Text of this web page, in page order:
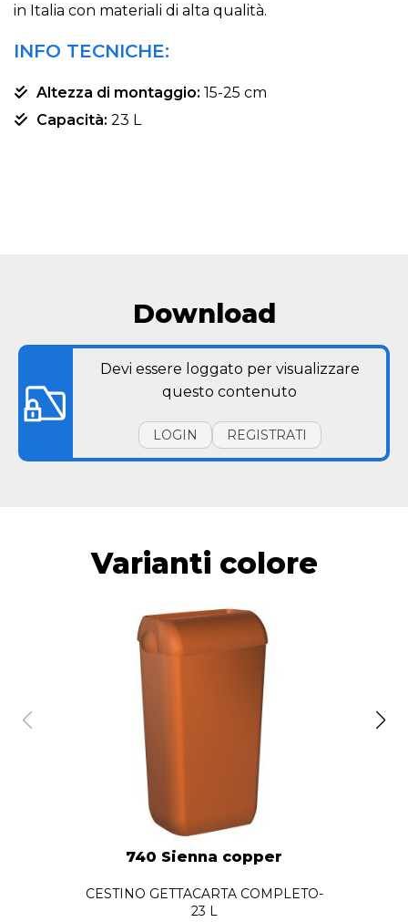
in Italia con materiali di alta qualità.
INFO TECNICHE:
Altezza di montaggio: 15-25 cm
Capacità: 23 L
Download
Devi essere loggato per visualizzare
questo contenuto
LOGIN REGISTRATI
Varianti colore
740 Sienna copper
CESTINO GETTACARTA COMPLETO-
23 L